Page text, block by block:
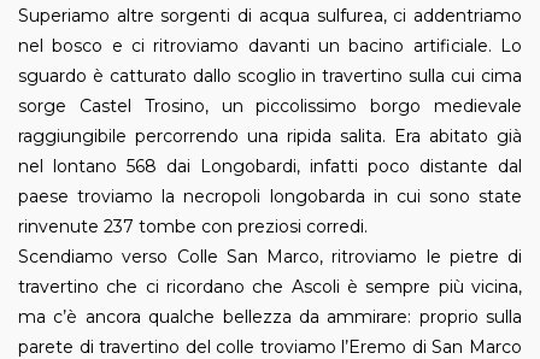
Superiamo altre sorgenti di acqua sulfurea, ci addentriamo
nel bosco e ci ritroviamo davanti un bacino artificiale. Lo
sguardo è catturato dallo scoglio in travertino sulla cui cima
sorge Castel Trosino, un piccolissimo borgo medievale
raggiungibile percorrendo una ripida salita. Era abitato già
nel lontano 568 dai Longobardi, infatti poco distante dal
paese troviamo la necropoli longobarda in cui sono state
rinvenute 237 tombe con preziosi corredi.
Scendiamo verso Colle San Marco, ritroviamo le pietre di
travertino che ci ricordano che Ascoli è sempre più vicina,
ma c’è ancora qualche bellezza da ammirare: proprio sulla
parete di travertino del colle troviamo l’Eremo di San Marco